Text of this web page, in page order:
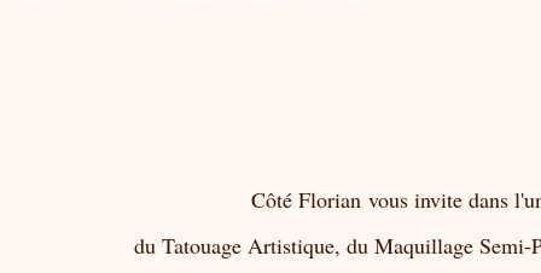
Côté Florian vous invite dans
du Tatouage Artistique, du Maquillage Semi-